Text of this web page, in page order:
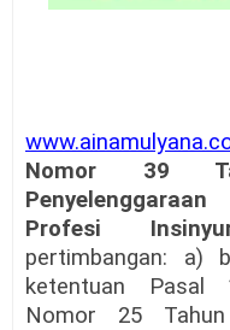
Nomor 39
Profesi
pertimbangan: a)
ketentuan Pasal
Nomor 25